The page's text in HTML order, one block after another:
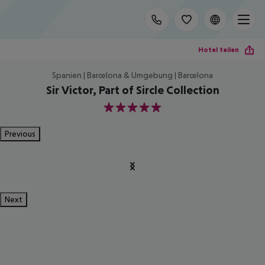
Hotel teilen
Spanien | Barcelona & Umgebung | Barcelona
Sir Victor, Part of Sircle Collection
5
Previous
Next